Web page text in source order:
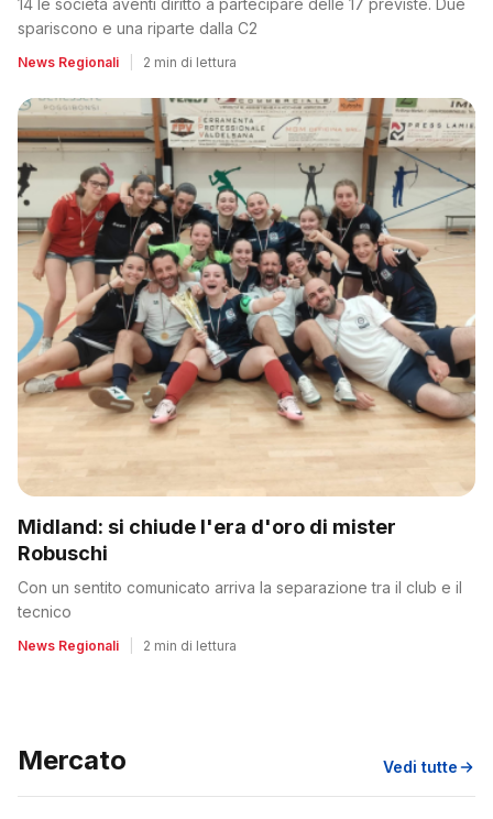
14 le società aventi diritto a partecipare delle 17 previste. Due
spariscono e una riparte dalla C2
News Regionali 2 min di lettura
Midland: si chiude l'era d'oro di mister
Robuschi
Con un sentito comunicato arriva la separazione tra il club e il
tecnico
News Regionali 2 min di lettura
Mercato Vedi tutte